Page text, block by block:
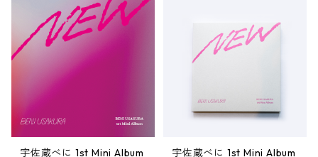
宇佐蔵べに 1st Mini Album 宇佐蔵べに 1st Mini Album